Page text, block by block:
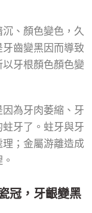
、顏色變色，久
齒變黑因而導致
牙根顏色顏色變
為牙肉萎縮、牙
牙了。蛀牙與牙
；金屬游離造成
冠，牙齦變黑